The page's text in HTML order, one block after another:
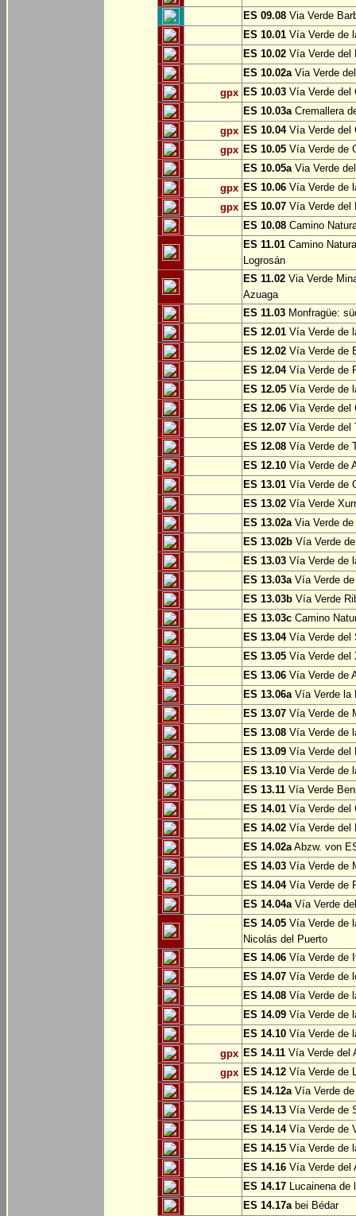
ES 09.08 Via Verde
ES 10.01 Vía Verde de
ES 10.02 Vía Verde del
ES 10.02aVia Verde
gpx ES 10.03 Vía Verde del
ES 10.03aCremallera
gpx ES 10.04Vía Verde del
gpx ES 10.05 Vía Verde de
ES 10.05aVia Verde
gpx ES 10.06 Vía Verde de
gpx ES 10.07 Vía Verde del
ES 10.08 Camino
ES 11.01 Camino
Logrosán
ES 11.02 Via Verde
Azuaga
ES 11.03 Monfragüe:
ES 12.01 Vía Verde de
ES 12.02 Vía Verde de
ES 12.04Vía Verde de
ES 12.05 Vía Verde de
ES 12.06 Vìa Verde del
ES 12.07 Vía Verde del
ES 12.08 Vía Verde de
ES 12.10 Vía Verde de
ES 13.01 Vía Verde de
ES 13.02 Vía Verde
ES 13.02aVia Verde de
ES 13.02b Vía Verde
ES 13.03 Vía Verde de
ES 13.03aVía Verde de
ES 13.03b Vía Verde
ES 13.03c Camino
ES 13.04Vía Verde del
ES 13.05 Vía Verde del
ES 13.06 Vía Verde de
ES 13.06aVía Verde la
ES 13.07 Vía Verde de
ES 13.08 Vía Verde de
ES 13.09 Vía Verde del
ES 13.10 Vía Verde de
ES 13.11 Vía Verde
ES 14.01 Vía Verde del
ES 14.02 Vía Verde del
ES 14.02aAbzw. von
ES 14.03 Vía Verde de
ES 14.04Vía Verde de
ES 14.04aVía Verde
ES 14.05 Vía Verde de
Nicolás del Puerto
ES 14.06 Vía Verde de
ES 14.07 Vía Verde de
ES 14.08 Vía Verde de
ES 14.09 Vía Verde de
ES 14.10 Vía Verde de
gpx ES 14.11 Vía Verde del
gpx ES 14.12 Vía Verde de
ES 14.12aVía Verde de
ES 14.13 Vía Verde de
ES 14.14Vía Verde de
ES 14.15 Vía Verde de
ES 14.16 Vía Verde del
ES 14.17 Lucainena de
ES 14.17abei Bédar